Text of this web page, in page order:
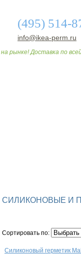
(495) 514-
info@ikea-perm.ru
рынке! Доставка по
СИЛИКОНОВЫЕ И
Сортировать по:
Силиконовый герметик